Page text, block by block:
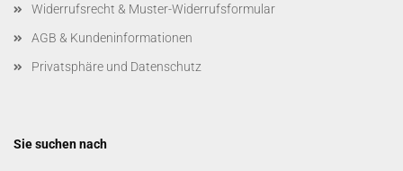
Widerrufsrecht & Muster-Widerrufsformular
AGB & Kundeninformationen
Privatsphäre und Datenschutz
Sie suchen nach